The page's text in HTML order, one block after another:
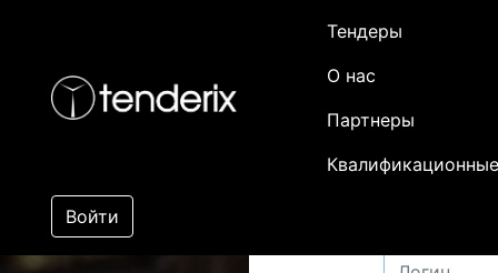
Тендеры
О нас
Партнеры
Войти